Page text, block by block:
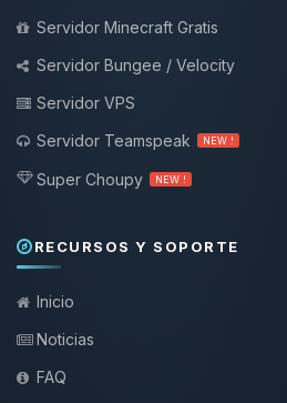
Servidor Minecraft Gratis
Servidor Bungee / Velocity
Servidor VPS
Servidor Teamspeak
NEW !
Super Choupy NEW !
RECURSOS Y SOPORTE
Inicio
Noticias
FAQ